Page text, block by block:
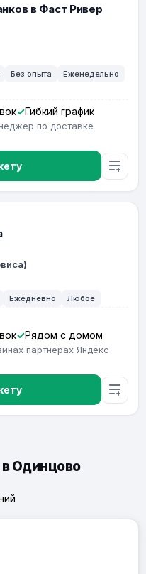
в Фаст Ривер
Без опыта
Еженедельно
Гибкий график
по доставке
Ежедневно Любое
Рядом с домом
партнерах Яндекс
Одинцово